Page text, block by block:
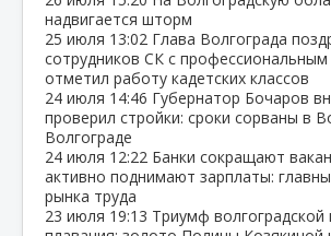
надвигается шторм
25 июля 13:02 Глава Волгограда
сотрудников СК с
отметил работу кадетских классов
24 июля 14:46 Губернатор Бочаров
проверил стройки: сроки сорваны в
Волгограде
24 июля 12:22 Банки сокращают
активно поднимают зарплаты:
рынка труда
23 июля 19:13 Триумф